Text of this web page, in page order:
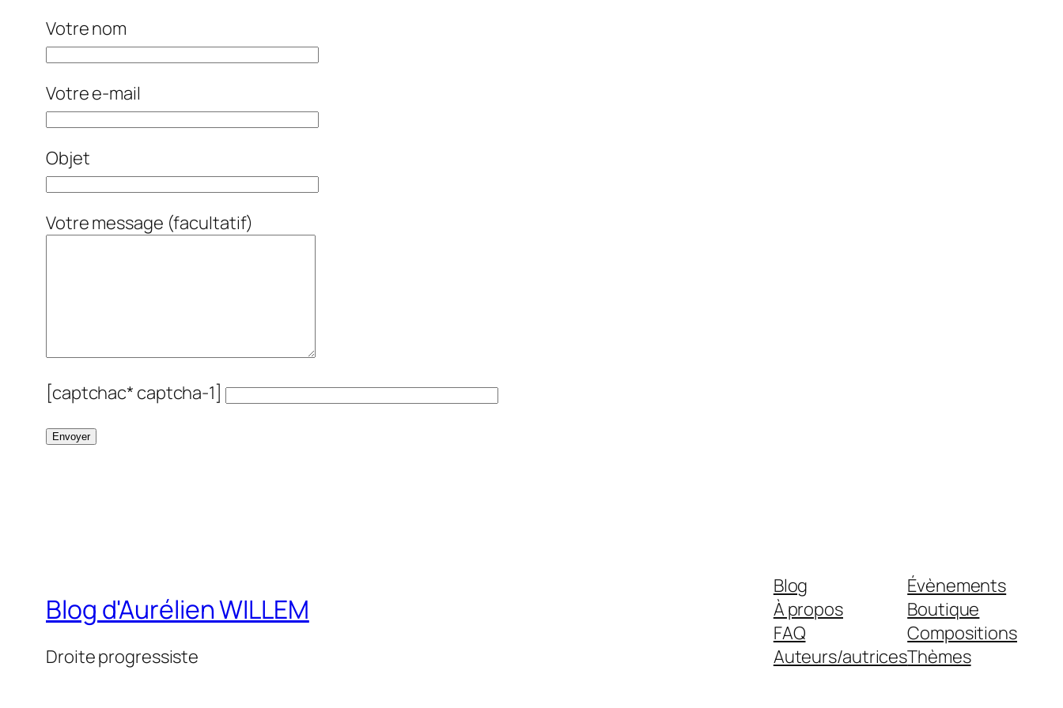
Votre nom
Votre e-mail
Objet
Votre message (facultatif)
[captchac* captcha-1]
Blog d'Aurélien WILLEM
Droite progressiste
Blog
À propos
FAQ
Auteurs/autrices
Évènements
Boutique
Compositions
Thèmes